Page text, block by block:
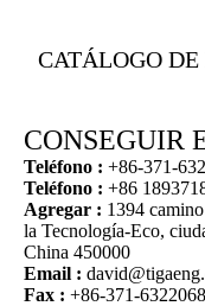
CATÁLOGO
CONSEGUIR
Teléfono : +86-371-
Teléfono : +86
Agregar : 1394
la Tecnología-Eco,
China 450000
Email :
Fax : +86-371-